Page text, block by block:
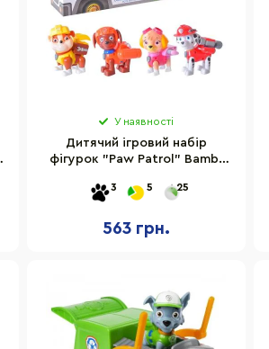
У наявності
Дитячий ігровий набір
фігурок "Paw Patrol" Bambi
3 5 25
563 грн.